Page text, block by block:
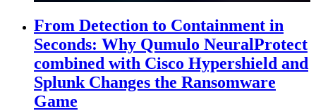
From Detection to Containment in
Seconds: Why Qumulo NeuralProtect
combined with Cisco Hypershield and
Splunk Changes the Ransomware
Game